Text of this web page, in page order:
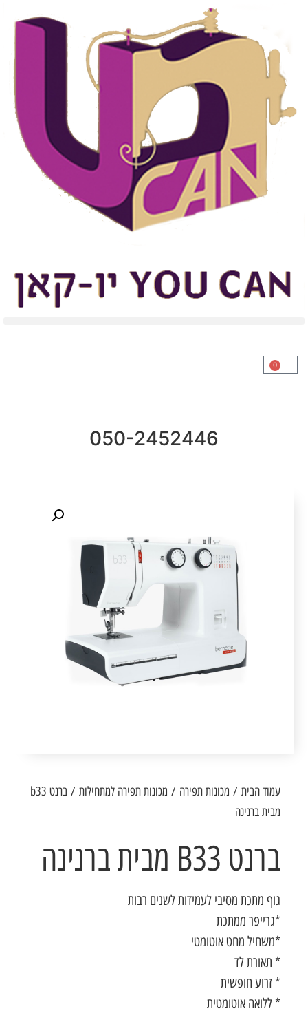
0
050-2452446
עמוד הבית / מכונות תפירה / מכונות תפירה למתחילות
/ ברנט b33
מבית ברנינה
ברנט B33 מבית ברנינה
גוף מתכת מסיבי לעמידות לשנים רבות
*גרייפר ממתכת
*משחיל מחט אוטומטי
* תאורת לד
* זרוע חופשית
* ללואה אוטומטית